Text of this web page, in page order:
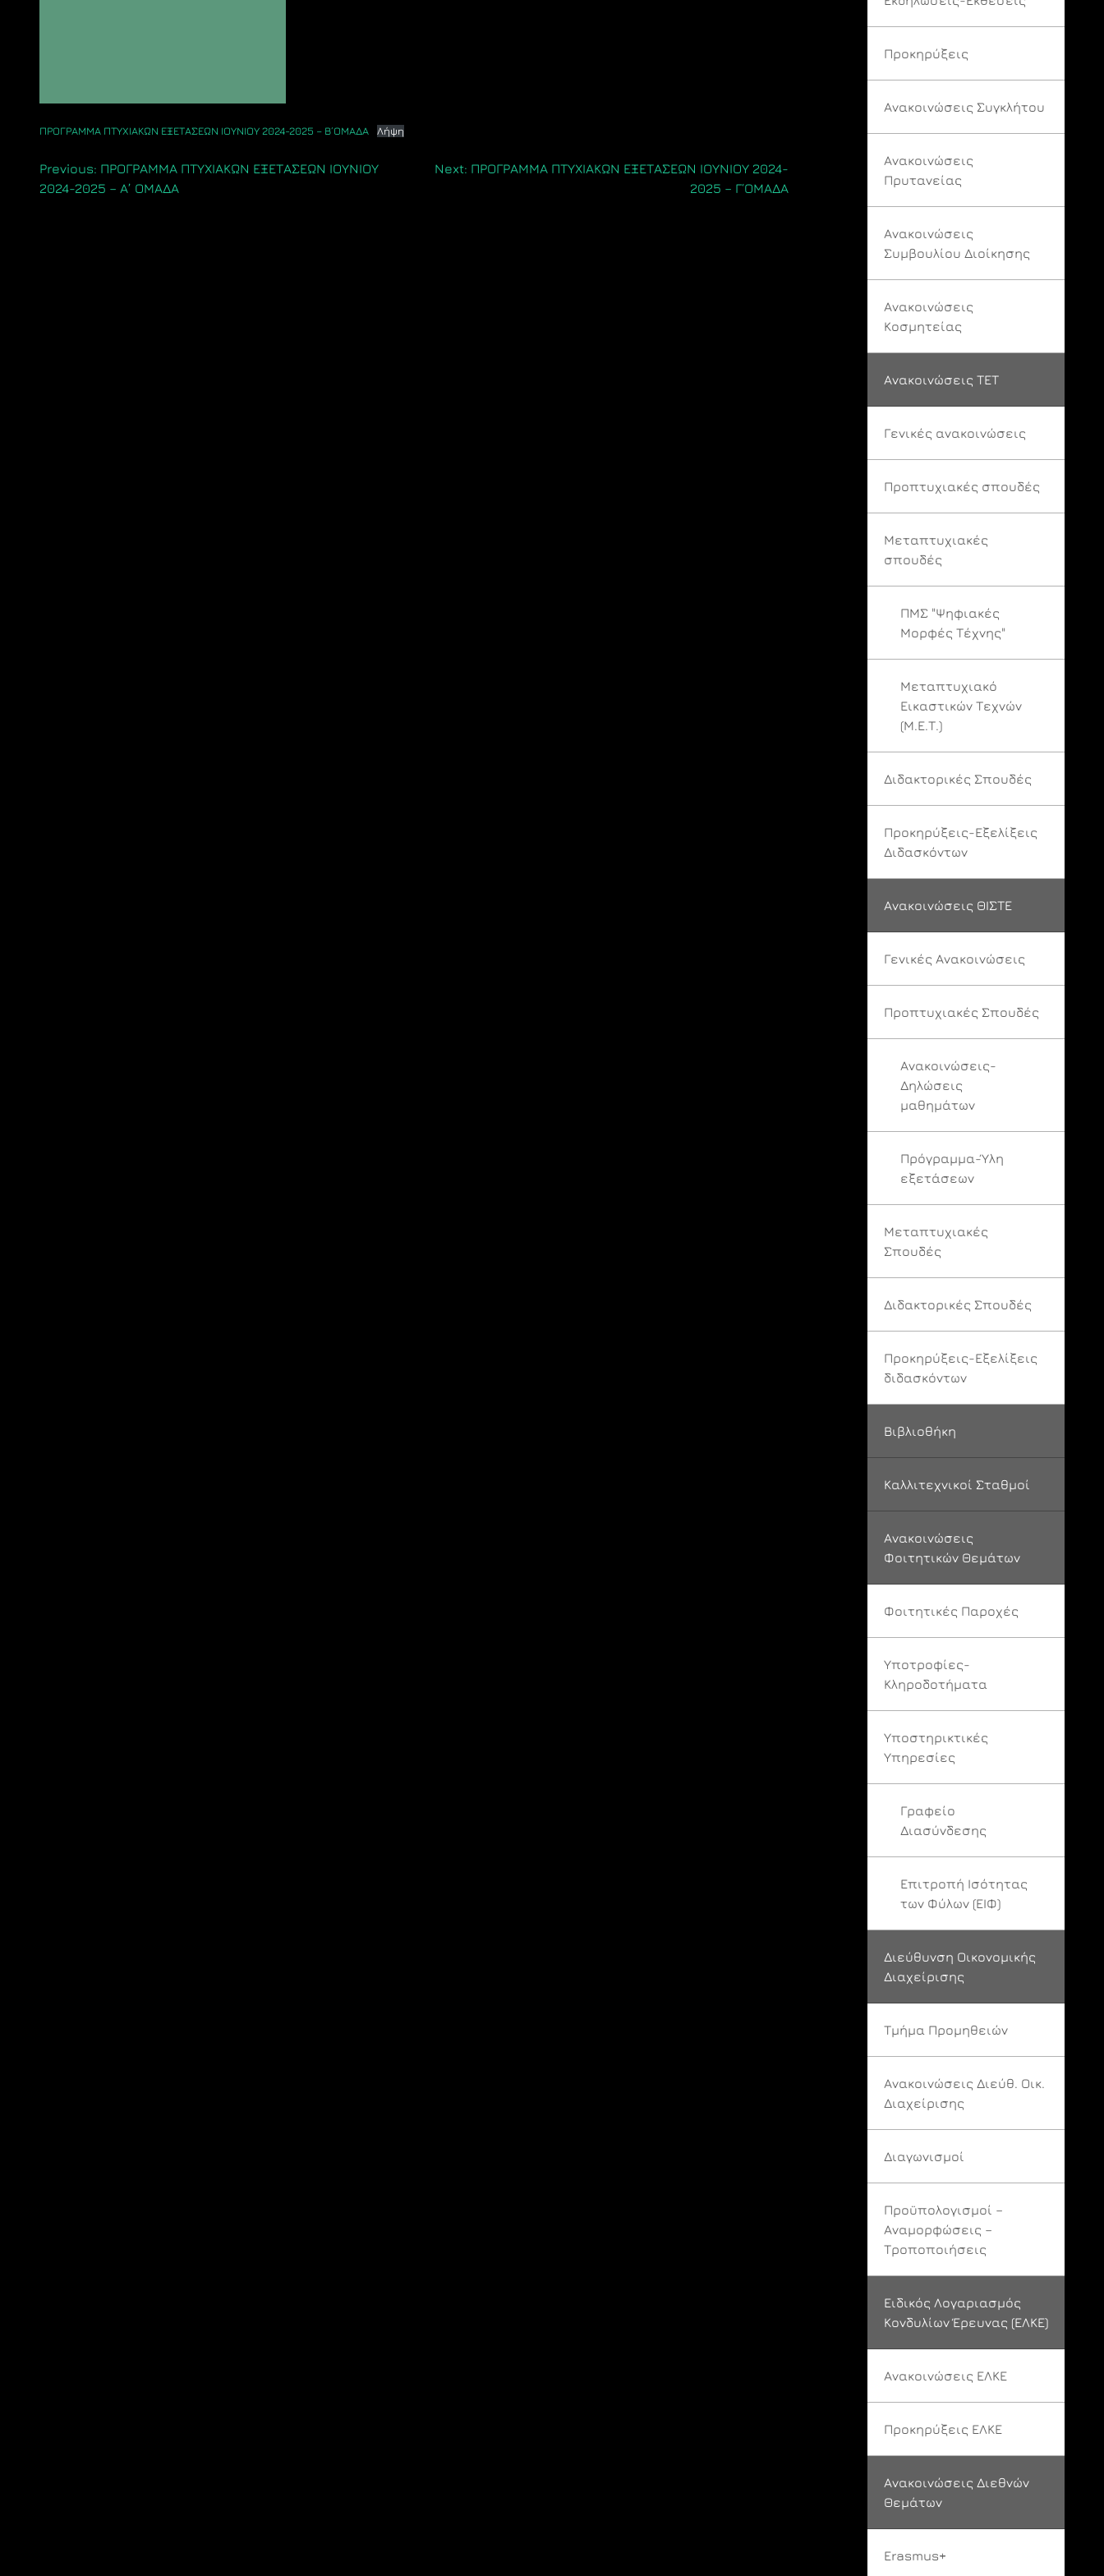
ΠΡΟΓΡΑΜΜΑ ΠΤΥΧΙΑΚΩΝ ΕΞΕΤΑΣΕΩΝ ΙΟΥΝΙΟΥ 2024-2025 – Β΄ΟΜΑΔΑ Λήψη
Πλοήγηση
Previous: ΠΡΟΓΡΑΜΜΑ ΠΤΥΧΙΑΚΩΝ ΕΞΕΤΑΣΕΩΝ ΙΟΥΝΙΟΥ
2024-2025 – Α’ ΟΜΑΔΑ
Next: ΠΡΟΓΡΑΜΜΑ ΠΤΥΧΙΑΚΩΝ ΕΞΕΤΑΣΕΩΝ ΙΟΥΝΙΟΥ 2024-
2025 – Γ΄ΟΜΑΔΑ
Προκηρύξεις
Ανακοινώσεις Συγκλήτου
Ανακοινώσεις
Πρυτανείας
Ανακοινώσεις
Συμβουλίου Διοίκησης
Ανακοινώσεις
Κοσμητείας
Ανακοινώσεις ΤΕΤ
Γενικές ανακοινώσεις
Προπτυχιακές σπουδές
Μεταπτυχιακές
σπουδές
ΠΜΣ "Ψηφιακές
Μορφές Τέχνης"
Μεταπτυχιακό
Εικαστικών Τεχνών
(Μ.Ε.Τ.)
Διδακτορικές Σπουδές
Προκηρύξεις-Εξελίξεις
Διδασκόντων
Ανακοινώσεις ΘΙΣΤΕ
Γενικές Ανακοινώσεις
Προπτυχιακές Σπουδές
Ανακοινώσεις-
Δηλώσεις
μαθημάτων
Πρόγραμμα-Ύλη
εξετάσεων
Μεταπτυχιακές
Σπουδές
Διδακτορικές Σπουδές
Προκηρύξεις-Εξελίξεις
διδασκόντων
Βιβλιοθήκη
Καλλιτεχνικοί Σταθμοί
Ανακοινώσεις
Φοιτητικών Θεμάτων
Φοιτητικές Παροχές
Υποτροφίες-
Κληροδοτήματα
Υποστηρικτικές
Υπηρεσίες
Γραφείο
Διασύνδεσης
Επιτροπή Ισότητας
των Φύλων (ΕΙΦ)
Διεύθυνση Οικονομικής
Διαχείρισης
Τμήμα Προμηθειών
Ανακοινώσεις Διεύθ. Οικ.
Διαχείρισης
Διαγωνισμοί
Προϋπολογισμοί –
Αναμορφώσεις –
Τροποποιήσεις
Ειδικός Λογαριασμός
Κονδυλίων Έρευνας (ΕΛΚΕ)
Ανακοινώσεις ΕΛΚΕ
Προκηρύξεις ΕΛΚΕ
Ανακοινώσεις Διεθνών
Θεμάτων
Erasmus+